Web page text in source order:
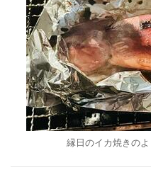
縁日のイカ焼きの